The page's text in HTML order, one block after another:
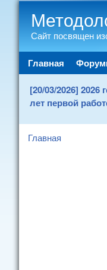
Сайт посвящен
Main menu
Главная
[20/03/2026] 2026
лет первой
You are here
Главная